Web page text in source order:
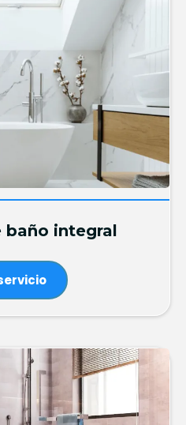
baño integral